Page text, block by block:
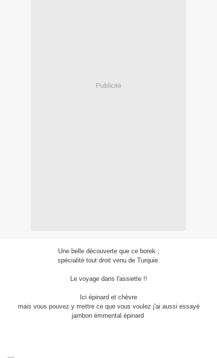
Publicité
Une belle découverte que ce borek ;
spécialité tout droit venu de Turquie.
Le voyage dans l'assiette !!
Ici épinard et chèvre
mais vous pouvez y mettre ce que vous voulez j'ai aussi essayé
jambon émmental épinard